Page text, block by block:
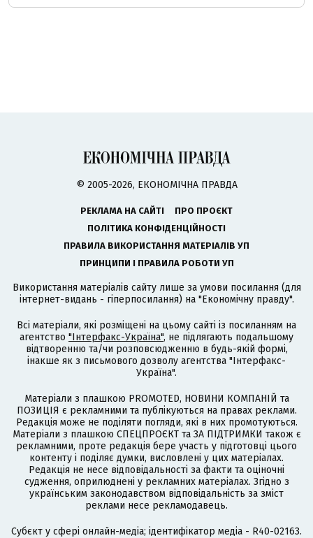
© 2005-2026, ЕКОНОМІЧНА ПРАВДА
РЕКЛАМА НА САЙТІ
ПРО ПРОЄКТ
ПОЛІТИКА КОНФІДЕНЦІЙНОСТІ
ПРАВИЛА ВИКОРИСТАННЯ МАТЕРІАЛІВ УП
ПРИНЦИПИ І ПРАВИЛА РОБОТИ УП
Використання матеріалів сайту лише за умови посилання (для
інтернет-видань - гіперпосилання) на "Економічну правду".
Всі матеріали, які розміщені на цьому сайті із посиланням на
агентство "Інтерфакс-Україна", не підлягають подальшому
відтворенню та/чи розповсюдженню в будь-якій формі,
інакше як з письмового дозволу агентства "Інтерфакс-
Україна".
Матеріали з плашкою PROMOTED, НОВИНИ КОМПАНІЙ та
ПОЗИЦІЯ є рекламними та публікуються на правах реклами.
Редакція може не поділяти погляди, які в них промотуються.
Матеріали з плашкою СПЕЦПРОЄКТ та ЗА ПІДТРИМКИ також є
рекламними, проте редакція бере участь у підготовці цього
контенту і поділяє думки, висловлені у цих матеріалах.
Редакція не несе відповідальності за факти та оціночні
судження, оприлюднені у рекламних матеріалах. Згідно з
українським законодавством відповідальність за зміст
реклами несе рекламодавець.
Cубєкт у сфері онлайн-медіа; ідентифікатор медіа - R40-02163.